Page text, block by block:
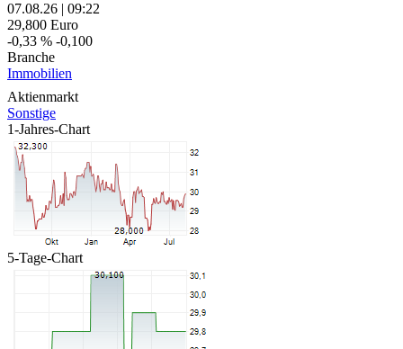
07.08.26 | 09:22
29,800 Euro
-0,33 % -0,100
Branche
Immobilien
Aktienmarkt
Sonstige
1-Jahres-Chart
5-Tage-Chart